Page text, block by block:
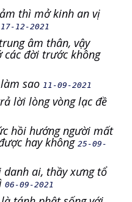
thì mở kinh an vị
17-12-2021
âm thân, vậy
các đời trước không
sao 11-09-2021
lời lòng vòng lạc đề
hồi hướng người mất
hay không 25-09-
danh ai, thầy xưng tổ
06-09-2021